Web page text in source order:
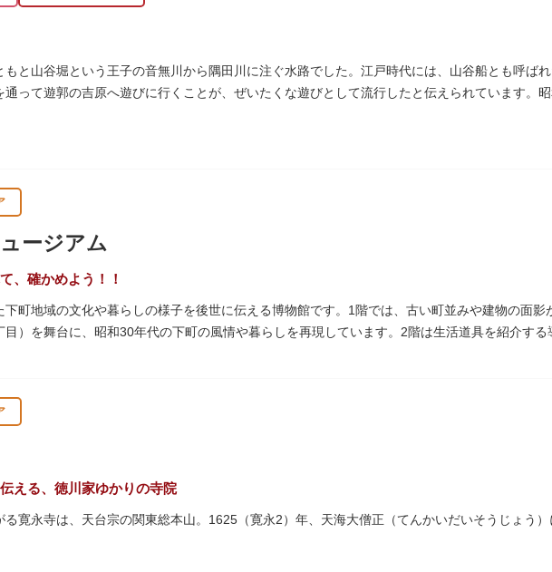
もと山谷堀という王子の音無川から隅田川に注ぐ水路でした。江戸時代には、山谷船とも呼ば
通って遊郭の吉原へ遊びに行くことが、ぜいたくな遊びとして流行したと伝えられています。昭
ージアム
、確かめよう！！
下町地域の文化や暮らしの様子を後世に伝える博物館です。1階では、古い町並みや建物の面影
）を舞台に、昭和30年代の下町の風情や暮らしを再現しています。2階は生活道具を紹介する
や出来事をたどることのできる資料を展示しています。また3階には企画展示室と、道具や玩
える、徳川家ゆかりの寺院
る寛永寺は、天台宗の関東総本山。1625（寛永2）年、天海大僧正（てんかいだいそうじょう）